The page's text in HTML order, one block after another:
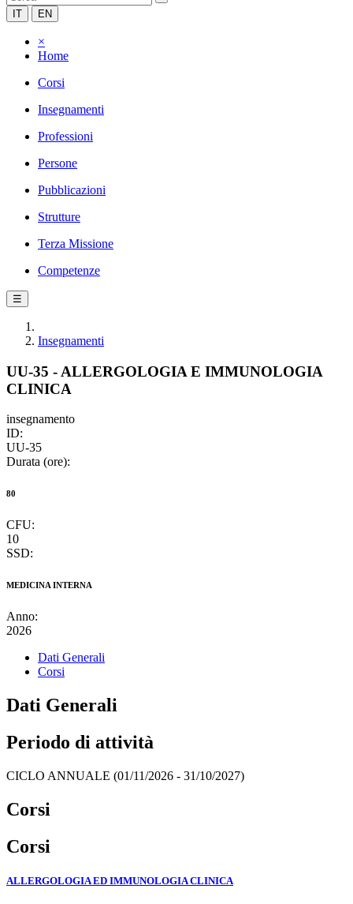
IT EN
×
Home
Corsi
Insegnamenti
Professioni
Persone
Pubblicazioni
Strutture
Terza Missione
Competenze
☰
Insegnamenti
UU-35 - ALLERGOLOGIA E IMMUNOLOGIA
CLINICA
insegnamento
ID:
UU-35
Durata (ore):
80
CFU:
10
SSD:
MEDICINA INTERNA
Anno:
2026
Dati Generali
Corsi
Dati Generali
Periodo di attività
CICLO ANNUALE (01/11/2026 - 31/10/2027)
Corsi
Corsi
ALLERGOLOGIA ED IMMUNOLOGIA CLINICA